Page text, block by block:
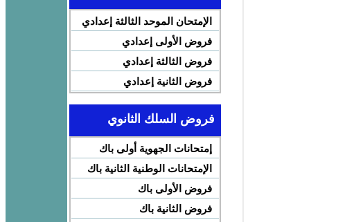
الإمتحان الموحد الثالثة إعدادي
فروض الأولى إعدادي
فروض الثالثة إعدادي
فروض الثانية إعدادي
فروض السلك الثانوي
إمتحانات الجهوية أولى باك
الإمتحانات الوطنية الثانية باك
فروض الأولى باك
فروض الثانية باك